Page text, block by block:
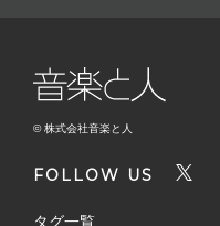
© 株式会社音楽と人
FOLLOW US
タグ一覧